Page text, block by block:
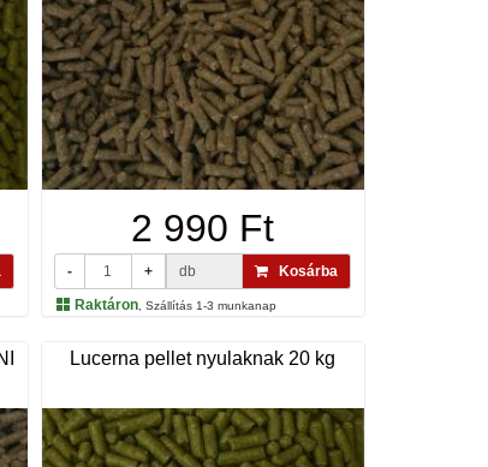
2 990 Ft
- + db
Kosárba
Raktáron, Szállítás 1-3 munkanap
Lucerna pellet nyulaknak 20 kg